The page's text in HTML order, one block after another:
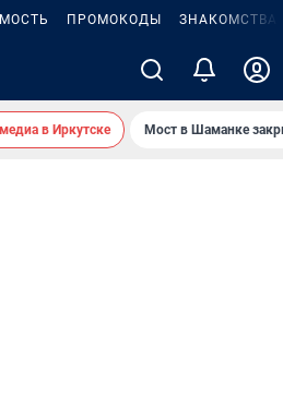
ПРОМОКОДЫ ЗНАКОМСТВА
в Иркутске Мост в Шаманке